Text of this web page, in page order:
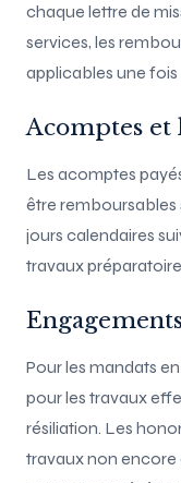
chaque lettre de
services, les
applicables une
Acomptes
Les acomptes
être remboursables
jours calendaires
travaux
Pour les mandats
pour les travaux
résiliation. Les
travaux non